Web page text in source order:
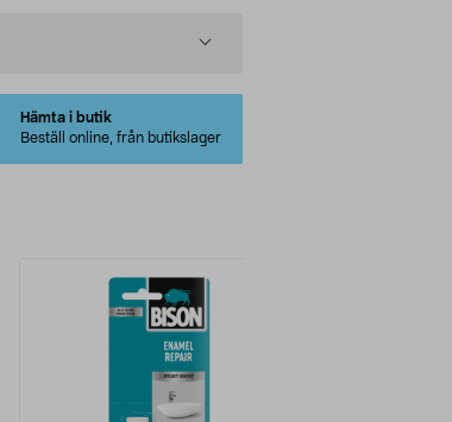
Hämta i butik
Beställ online, från butikslager